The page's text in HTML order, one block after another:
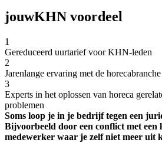
jouwKHN voordeel
1
Gereduceerd uurtarief voor KHN-leden
2
Jarenlange ervaring met de horecabranche
3
Experts in het oplossen van horeca
problemen
Soms loop je in je bedrijf tegen een
Bijvoorbeeld door een conflict met een
medewerker waar je zelf niet meer uit